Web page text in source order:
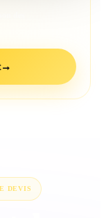
→
DEVIS